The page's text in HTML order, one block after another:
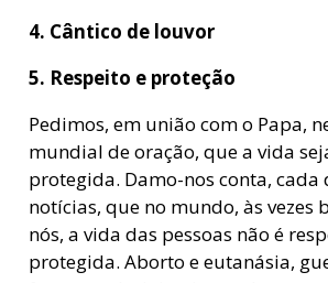
4. Cântico de louvor
5. Respeito e proteção
Pedimos, em união com o Papa,
mundial de oração, que a vida
protegida. Damo-nos conta, cada
notícias, que no mundo, às vezes
nós, a vida das pessoas não é
protegida. Aborto e eutanásia,